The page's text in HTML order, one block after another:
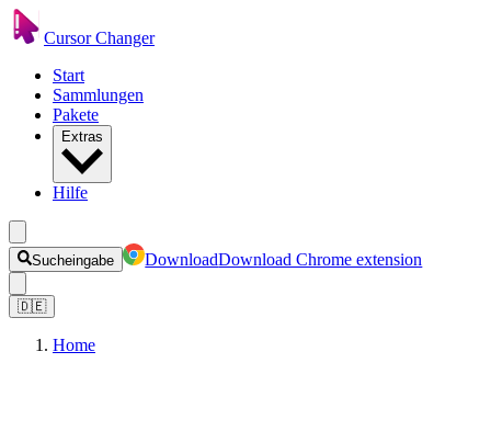
Cursor Changer
Start
Sammlungen
Pakete
Extras
Hilfe
Sucheingabe DownloadDownload Chrome extension
🇩🇪
Home